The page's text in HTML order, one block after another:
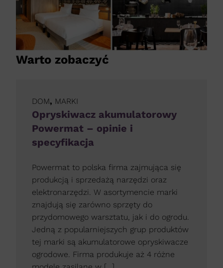
Warto zobaczyć
DOM, MARKI
Opryskiwacz akumulatorowy
Powermat – opinie i
specyfikacja
Powermat to polska firma zajmująca się
produkcją i sprzedażą narzędzi oraz
elektronarzędzi. W asortymencie marki
znajdują się zarówno sprzęty do
przydomowego warsztatu, jak i do ogrodu.
Jedną z popularniejszych grup produktów
tej marki są akumulatorowe opryskiwacze
ogrodowe. Firma produkuje aż 4 różne